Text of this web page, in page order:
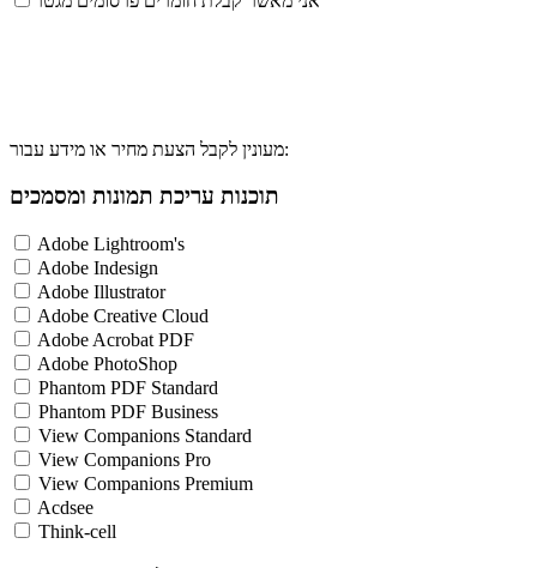
מעונין לקבל הצעת מחיר או מידע עבור:
תוכנות עריכת תמונות ומסמכים
Adobe Lightroom's
Adobe Indesign
Adobe Illustrator
Adobe Creative Cloud
Adobe Acrobat PDF
Adobe PhotoShop
Phantom PDF Standard
Phantom PDF Business
View Companions Standard
View Companions Pro
View Companions Premium
Acdsee
Think-cell